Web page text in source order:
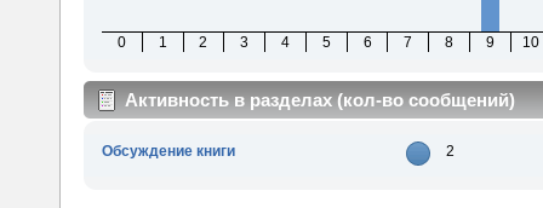
0 1 2 3 4 5 6 7 8 9 10
Активность в разделах (кол-во сообщений)
Обсуждение книги 2